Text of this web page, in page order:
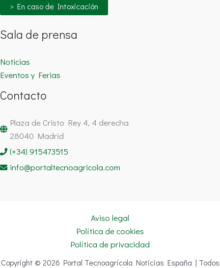
> En caso de Intoxicación
Sala de prensa
Noticias
Eventos y Ferias
Contacto
Plaza de Cristo Rey 4, 4 derecha
28040 Madrid
(+34) 915473515
info@portaltecnoagricola.com
Aviso legal
Política de cookies
Política de privacidad
Copyright © 2026 Portal Tecnoagrícola Noticias España | Todos